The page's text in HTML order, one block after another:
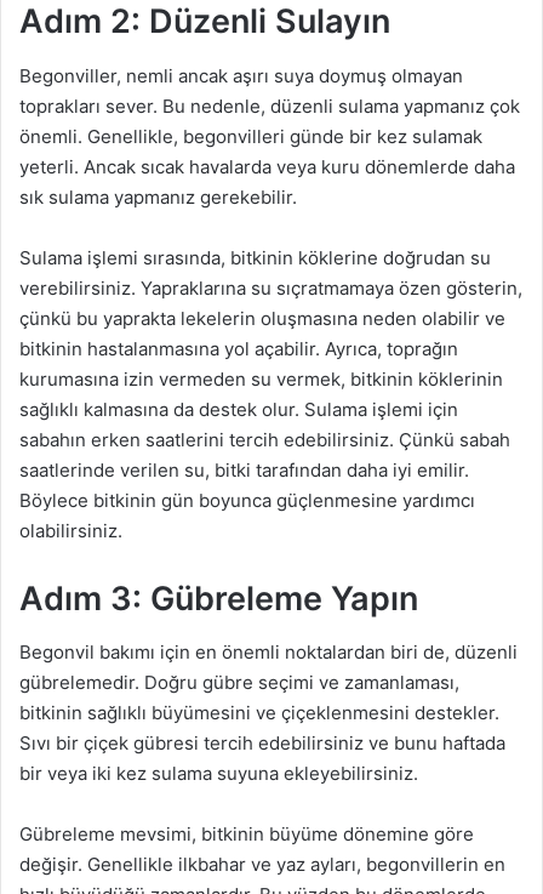
Adım 2: Düzenli Sulayın
Begonviller, nemli ancak aşırı suya doymuş olmayan
toprakları sever. Bu nedenle, düzenli sulama yapmanız çok
önemli. Genellikle, begonvilleri günde bir kez sulamak
yeterli. Ancak sıcak havalarda veya kuru dönemlerde daha
sık sulama yapmanız gerekebilir.
Sulama işlemi sırasında, bitkinin köklerine doğrudan su
verebilirsiniz. Yapraklarına su sıçratmamaya özen gösterin,
çünkü bu yaprakta lekelerin oluşmasına neden olabilir ve
bitkinin hastalanmasına yol açabilir. Ayrıca, toprağın
kurumasına izin vermeden su vermek, bitkinin köklerinin
sağlıklı kalmasına da destek olur. Sulama işlemi için
sabahın erken saatlerini tercih edebilirsiniz. Çünkü sabah
saatlerinde verilen su, bitki tarafından daha iyi emilir.
Böylece bitkinin gün boyunca güçlenmesine yardımcı
olabilirsiniz.
Adım 3: Gübreleme Yapın
Begonvil bakımı için en önemli noktalardan biri de, düzenli
gübrelemedir. Doğru gübre seçimi ve zamanlaması,
bitkinin sağlıklı büyümesini ve çiçeklenmesini destekler.
Sıvı bir çiçek gübresi tercih edebilirsiniz ve bunu haftada
bir veya iki kez sulama suyuna ekleyebilirsiniz.
Gübreleme mevsimi, bitkinin büyüme dönemine göre
değişir. Genellikle ilkbahar ve yaz ayları, begonvillerin en